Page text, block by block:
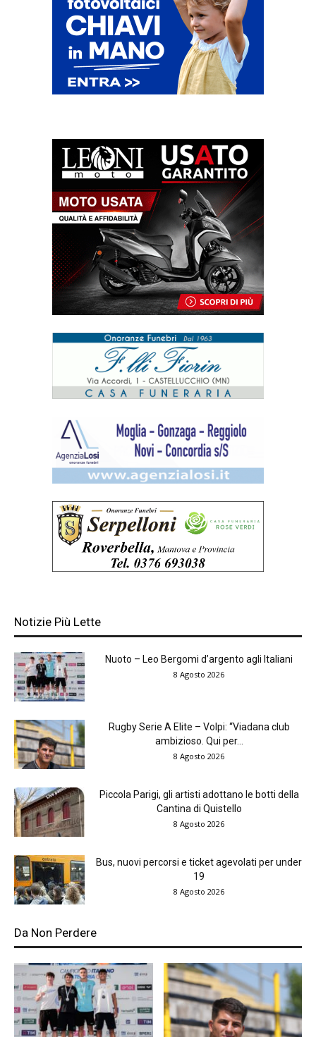
Notizie Più Lette
Nuoto – Leo Bergomi d’argento agli Italiani
8 Agosto 2026
Rugby Serie A Elite – Volpi: “Viadana club
ambizioso. Qui per...
8 Agosto 2026
Piccola Parigi, gli artisti adottano le botti della
Cantina di Quistello
8 Agosto 2026
Bus, nuovi percorsi e ticket agevolati per under
19
8 Agosto 2026
Da Non Perdere